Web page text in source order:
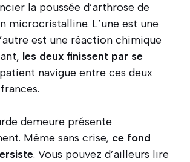
la poussée d’arthrose de
microcristalline. L’une est une
est une réaction chimique
les deux finissent par se
navigue entre ces deux
demeure présente
Même sans crise, ce fond
. Vous pouvez d’ailleurs lire